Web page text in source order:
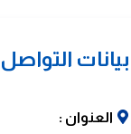
بيانات
العنوان :